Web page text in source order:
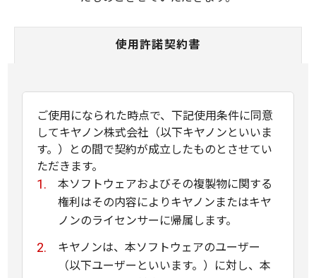
使用許諾契約書
ご使用になられた時点で、下記使用条件に同意
してキヤノン株式会社（以下キヤノンといいま
す。）との間で契約が成立したものとさせてい
ただきます。
本ソフトウェアおよびその複製物に関する
権利はその内容によりキヤノンまたはキヤ
ノンのライセンサーに帰属します。
キヤノンは、本ソフトウェアのユーザー
（以下ユーザーといいます。）に対し、本